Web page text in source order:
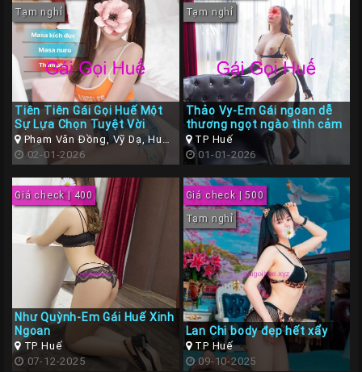
Tạm nghỉ
Tiên Tiên Gái Gọi Huế Một
Sự Lựa Chọn Tuyệt Vời
Phạm Văn Đồng, Vỹ Dạ, Huế,
Thừa Thiên Huế
02-01-2026
Tạm nghỉ
Thảo Vy-Em Gái ngoan dễ
thương ngọt ngào tình cảm
TP Huế
01-01-2026
Giá check | 400
Như Quỳnh-Em Gái Huế Xinh
Ngoan
TP Huế
07-12-2025
Giá check | 500
Tạm nghỉ
Lan Chi body đẹp hết xẩy
TP Huế
09-10-2025